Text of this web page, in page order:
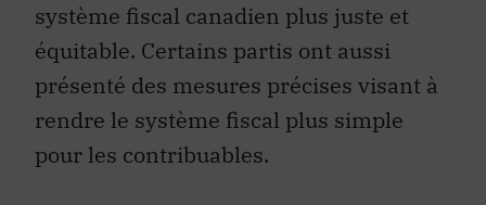
système fiscal canadien plus juste et
équitable. Certains partis ont aussi
présenté des mesures précises visant à
rendre le système fiscal plus simple
pour les contribuables.